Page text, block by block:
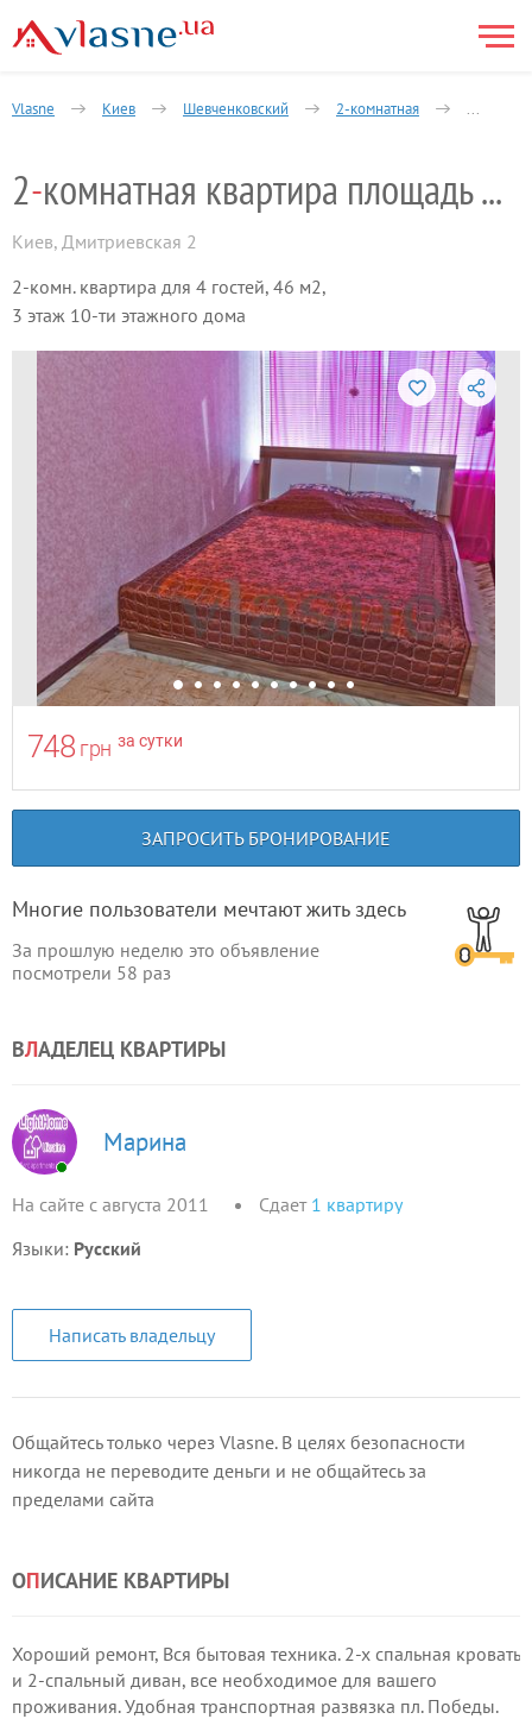
Vlasne Киев Шевченковский 2-комнатная
2- комнатная квартира площадь Победы
Киев, Дмитриевская 2
2-комн. квартира для 4 гостей, 46 м2,
3 этаж 10-ти этажного дома
748 грн за сутки
ЗАПРОСИТЬ БРОНИРОВАНИЕ
Многие пользователи мечтают жить здесь
За прошлую неделю это объявление
посмотрели 58 раз
ВЛАДЕЛЕЦ КВАРТИРЫ
Марина
На сайте с августа 2011 Сдает 1 квартиру
Языки: Русский
Написать владельцу
Общайтесь только через Vlasne. В целях безопасности
никогда не переводите деньги и не общайтесь за
пределами сайта
ОПИСАНИЕ КВАРТИРЫ
Хороший ремонт, Вся бытовая техника. 2-х спальная кровать
и 2-спальный диван, все необходимое для вашего
проживания. Удобная транспортная развязка пл. Победы.